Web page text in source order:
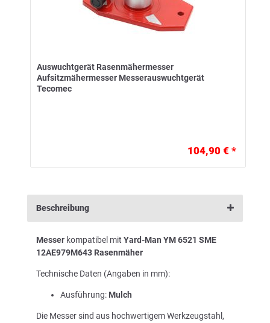
Auswuchtgerät Rasenmähermesser
Aufsitzmähermesser Messerauswuchtgerät
Tecomec
104,90 € *
Beschreibung
Messer kompatibel mit Yard-Man YM 6521 SME
12AE979M643 Rasenmäher
Technische Daten (Angaben in mm):
Ausführung: Mulch
Die Messer sind aus hochwertigem Werkzeugstahl,